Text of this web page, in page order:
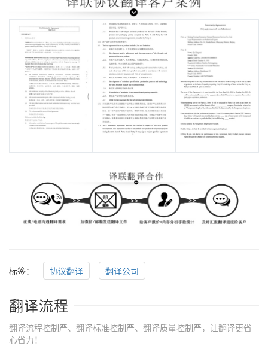
标签： 协议翻译 翻译公司
翻译流程
翻译流程控制严、翻译标准控制严、翻译质量控制严，让翻译更省
心省力！